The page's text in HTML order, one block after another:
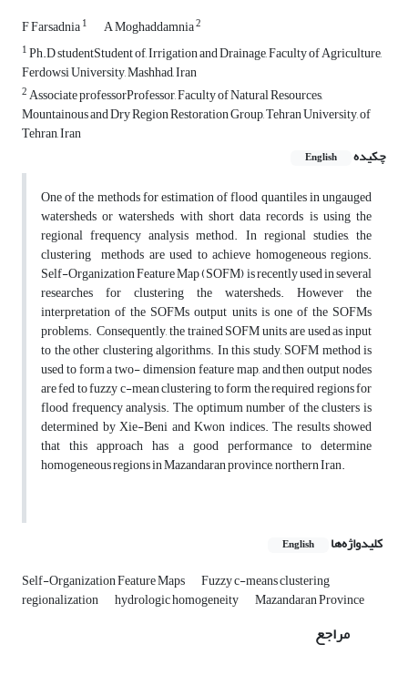
F Farsadnia1 A Moghaddamnia2
1Ph.D studentStudent of, Irrigation and Drainage, Faculty of Agriculture,
Ferdowsi University, Mashhad, Iran
2Associate professorProfessor, Faculty of Natural Resources,
Mountainous and Dry Region Restoration Group, Tehran University, of
Tehran, Iran
چکیده
English
One of the methods for estimation of flood quantiles in ungauged
watersheds or watersheds with short data records is using the
regional frequency analysis method. In regional studies, the
clustering methods are used to achieve homogeneous regions.
Self-Organization Feature Map (SOFM) is recently used in several
researches for clustering the watersheds. However the
interpretation of the SOFMs output units is one of the SOFMs
problems. Consequently, the trained SOFM units are used as input
to the other clustering algorithms. In this study, SOFM method is
used to form a two- dimension feature map, and then output nodes
are fed to fuzzy c-mean clustering to form the required regions for
flood frequency analysis. The optimum number of the clusters is
determined by Xie-Beni and Kwon indices. The results showed
that this approach has a good performance to determine
homogeneous regions in Mazandaran province, northern Iran.
کلیدواژه‌ها English
Self-Organization Feature Maps Fuzzy c-means clustering
regionalization hydrologic homogeneity Mazandaran Province
مراجع